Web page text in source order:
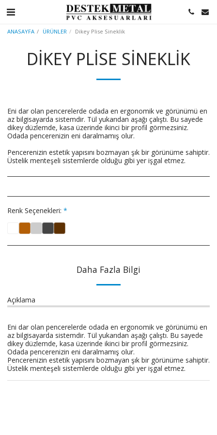
ANASAYFA ÜRÜNLER Dikey Plise Sineklik
DIKEY PLISE SINEKLIK
Eni dar olan pencerelerde odada en ergonomik ve görünümü en
az bilgisayarda sistemdir. Tül yukarıdan aşağı çalıştı. Bu sayede
dikey düzlemde, kasa üzerinde ikinci bir profil görmezsiniz.
Odada pencerenizin eni daralmamış olur.
Pencerenizin estetik yapısını bozmayan şık bir görünüme sahiptir.
Üstelik menteşeli sistemlerde olduğu gibi yer işgal etmez.
Renk Seçenekleri: *
Daha Fazla Bilgi
Açıklama
Eni dar olan pencerelerde odada en ergonomik ve görünümü en
az bilgisayarda sistemdir. Tül yukarıdan aşağı çalıştı. Bu sayede
dikey düzlemde, kasa üzerinde ikinci bir profil görmezsiniz.
Odada pencerenizin eni daralmamış olur.
Pencerenizin estetik yapısını bozmayan şık bir görünüme sahiptir.
Üstelik menteşeli sistemlerde olduğu gibi yer işgal etmez.